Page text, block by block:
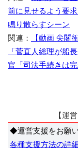
前に見せるよう要
鳴り散らすシーン
関連：
【動画 尖閣
「菅直人総理が船
官「司法手続きは
【運
◆運営支援をお願
各種支援方法の詳細